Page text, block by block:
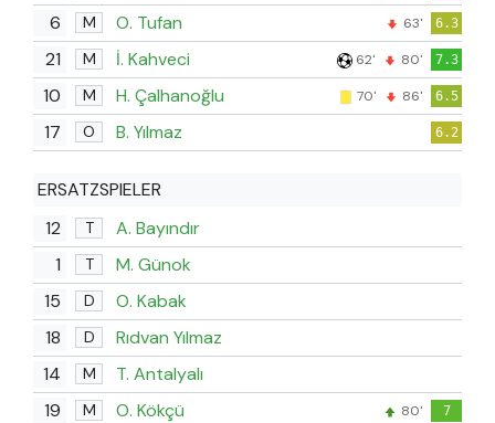
6 M O. Tufan 63' 6.3
21 M İ. Kahveci 62' 80' 7.3
10 M H. Çalhanoğlu 70' 86' 6.5
17 O B. Yılmaz 6.2
ERSATZSPIELER
12
T
A. Bayındır
1
T
M. Günok
15
D
O. Kabak
18
D
Rıdvan Yılmaz
14
M
T. Antalyalı
19
M O. Kökçü 80' 7